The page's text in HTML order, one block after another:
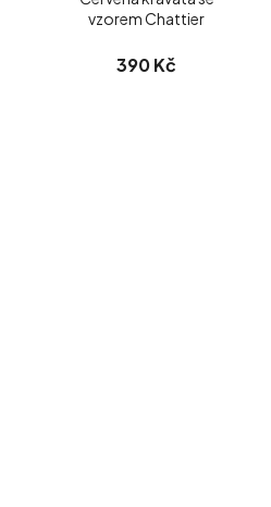
vzorem Chattier
390 Kč